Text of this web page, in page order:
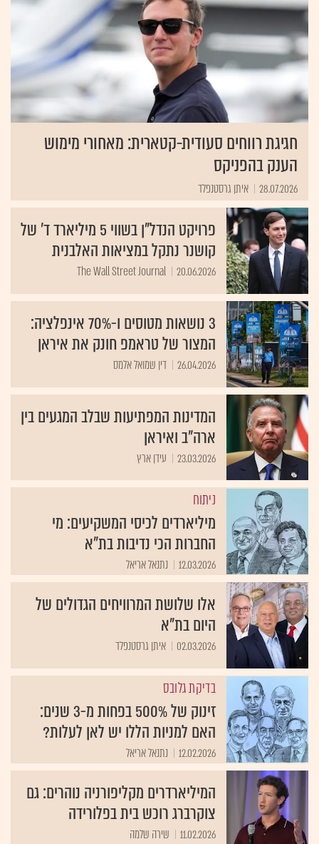
חגיגת רווחים סעודית-קטארית: מאחורי מימוש
הענק בהפניקס
28.07.2026 איתן גרסטנפלד
פרויקט הנדל"ן בשווי 5 מיליארד ד' של
קושנר נתקל במציאות האלבנית
20.06.2026
The Wall Street Journal
3 נושאות מטוסים ו-70% אינפלציה:
המצור של טראמפ חונק את איראן
26.04.2026 דין שמואל אלמס
המדינות המפתיעות שבלב המגעים בין
ארה"ב ואיראן
23.03.2026 עידן ארץ
ניתוח
מיליארדים לכיסי המשקיעים: מי
החברות הכי נדיבות בת"א
12.03.2026 נתנאל אריאל
אלו שלושת המרוויחים הגדולים של
היום בת"א
02.03.2026 איתן גרסטנפלד
בדיקת גלובס
זינוק של 500% בפחות מ-3 שנים:
האם למניות הללו יש לאן לעלות?
12.02.2026 נתנאל אריאל
המיליארדרים מקליפורניה נוהרים: גם
צוקרברג רוכש בית בפלורידה
11.02.2026 שירה שלמה